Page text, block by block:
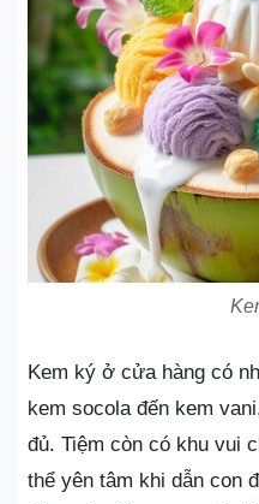
Kem ký ở cửa hàng có
kem socola đến kem
đủ. Tiệm còn có khu vui
thể yên tâm khi dẫn con